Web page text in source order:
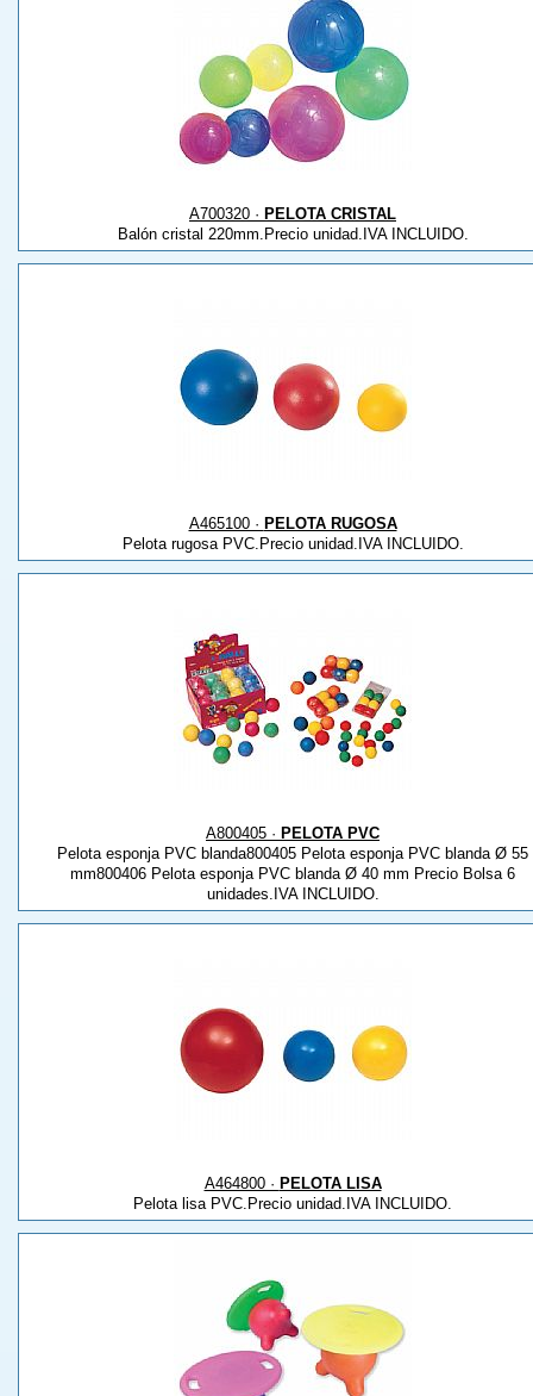
A700320 · PELOTA CRISTAL
Balón cristal 220mm.Precio unidad.IVA INCLUIDO.
A465100 · PELOTA RUGOSA
Pelota rugosa PVC.Precio unidad.IVA INCLUIDO.
A800405 · PELOTA PVC
Pelota esponja PVC blanda800405 Pelota esponja PVC blanda Ø 55
mm800406 Pelota esponja PVC blanda Ø 40 mm Precio Bolsa 6
unidades.IVA INCLUIDO.
A464800 · PELOTA LISA
Pelota lisa PVC.Precio unidad.IVA INCLUIDO.